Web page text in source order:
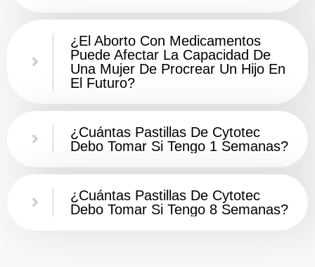
¿El Aborto Con Medicamentos
Puede Afectar La Capacidad De
Una Mujer De Procrear Un Hijo En
El Futuro?
¿Cuántas Pastillas De Cytotec
Debo Tomar Si Tengo 1 Semanas?
¿Cuántas Pastillas De Cytotec
Debo Tomar Si Tengo 8 Semanas?